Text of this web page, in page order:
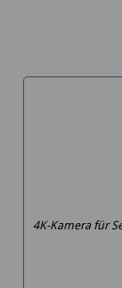
4K-Kamera für